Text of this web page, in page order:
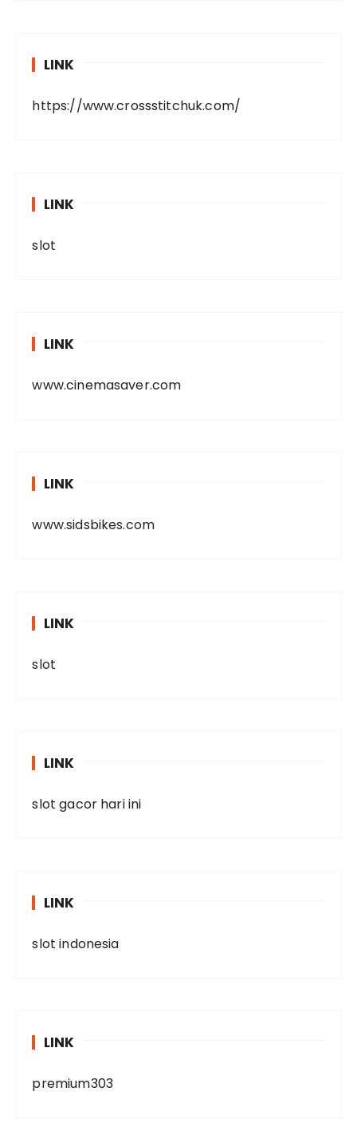
LINK
https://www.crossstitchuk.com/
LINK
slot
LINK
www.cinemasaver.com
LINK
www.sidsbikes.com
LINK
slot
LINK
slot gacor hari ini
LINK
slot indonesia
LINK
premium303